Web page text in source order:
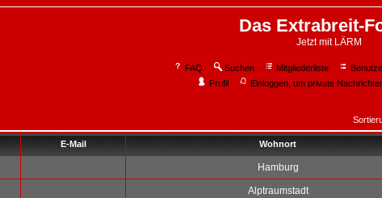
Das Extrabreit-
Jetzt mit LÄRM
FAQ Suchen Mitgliederliste
Profil
Einloggen, um private
E-Mail Wohnort
Hamburg
Alptraumstadt